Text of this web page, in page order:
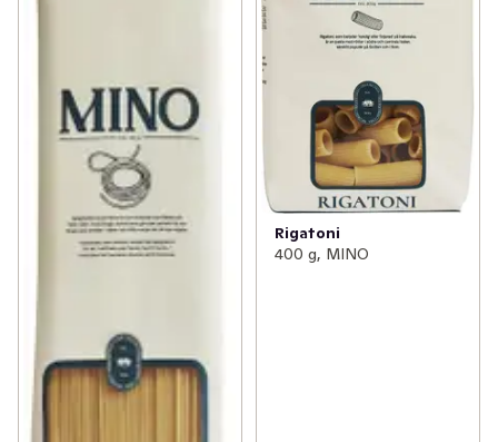
Rigatoni
400 g, MINO